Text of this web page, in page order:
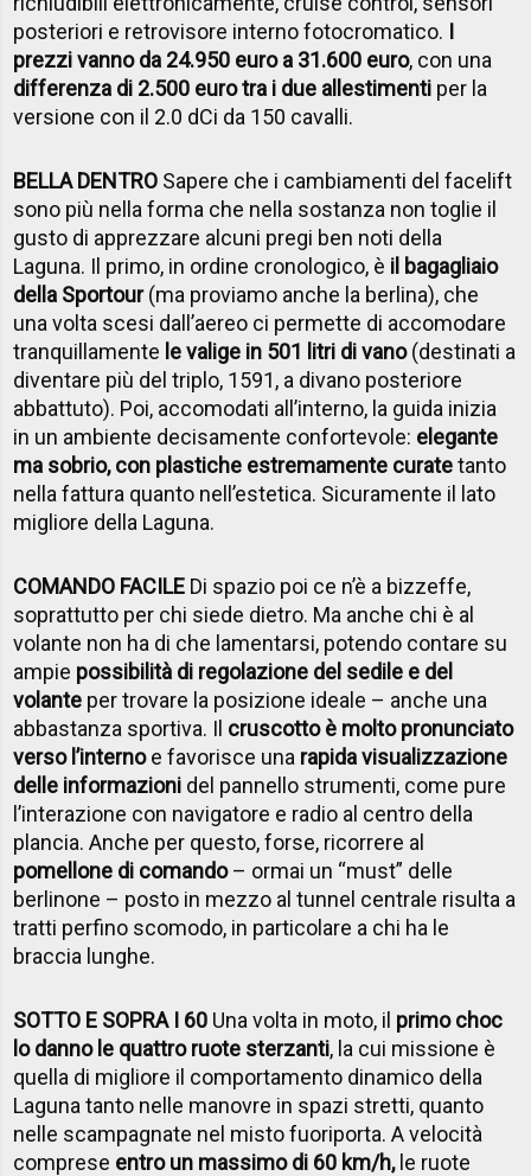
posteriori e retrovisore interno fotocromatico. I
prezzi vanno da 24.950 euro a 31.600 euro, con una
differenza di 2.500 euro tra i due allestimenti per la
versione con il 2.0 dCi da 150 cavalli.
BELLA DENTRO Sapere che i cambiamenti del facelift
sono più nella forma che nella sostanza non toglie il
gusto di apprezzare alcuni pregi ben noti della
Laguna. Il primo, in ordine cronologico, è il bagagliaio
della Sportour(ma proviamo anche la berlina), che
una volta scesi dall’aereo ci permette di accomodare
tranquillamente le valige in 501 litri di vano(destinati a
diventare più del triplo, 1591, a divano posteriore
abbattuto). Poi, accomodati all’interno, la guida inizia
in un ambiente decisamente confortevole: elegante
ma sobrio, con plastiche estremamente curatetanto
nella fattura quanto nell’estetica. Sicuramente il lato
migliore della Laguna.
COMANDO FACILE Di spazio poi ce n’è a bizzeffe,
soprattutto per chi siede dietro. Ma anche chi è al
volante non ha di che lamentarsi, potendo contare su
ampie possibilità di regolazione del sedile e del
volante per trovare la posizione ideale – anche una
abbastanza sportiva. Il cruscotto è molto pronunciato
verso l’internoe favorisce una rapida visualizzazione
delle informazioni del pannello strumenti, come pure
l’interazione con navigatore e radio al centro della
plancia. Anche per questo, forse, ricorrere al
pomellone di comando– ormai un “must” delle
berlinone – posto in mezzo al tunnel centrale risulta a
tratti perfino scomodo, in particolare a chi ha le
braccia lunghe.
SOTTO E SOPRA I 60 Una volta in moto, il primo choc
lo danno le quattro ruote sterzanti, la cui missione è
quella di migliore il comportamento dinamico della
Laguna tanto nelle manovre in spazi stretti, quanto
nelle scampagnate nel misto fuoriporta. A velocità
comprese entro un massimo di 60 km/h,le ruote